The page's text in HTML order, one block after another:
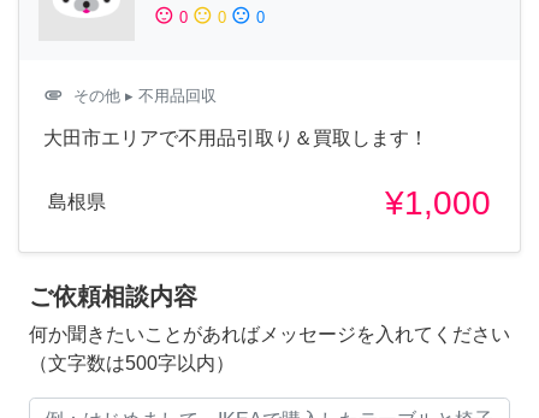
sentiment_satisfied 0 sentiment_neutral 0 sentiment_dissatisfied 0
attachment その他 ▸ 不用品回収
大田市エリアで不用品引取り＆買取します！
島根県 ¥1,000
ご依頼相談内容
何か聞きたいことがあればメッセージを入れてください
（文字数は500字以内）